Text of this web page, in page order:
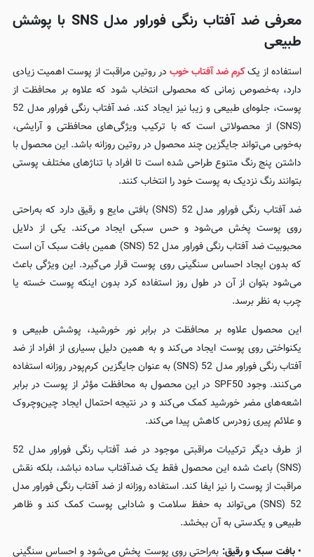
معرفی ضد آفتاب رنگی فوراور مدل SNS با پوشش
طبیعی
استفاده از یککرم ضد آفتاب خوبدر روتین مراقبت از پوست اهمیت زیادی
دارد، به‌خصوص زمانی که محصولی انتخاب شود که علاوه بر محافظت از
پوست، جلوه‌ای طبیعی و زیبا نیز ایجاد کند. ضد آفتاب رنگی فوراور مدل 52
(SNS) از محصولاتی است که با ترکیب ویژگی‌های محافظتی و آرایشی،
به‌خوبی می‌تواند جایگزین چند محصول در روتین روزانه باشد. این محصول با
داشتن پنج رنگ متنوع طراحی شده است تا افراد با تناژهای مختلف پوستی
بتوانند رنگ نزدیک به پوست خود را انتخاب کنند.
ضد آفتاب رنگی فوراور مدل 52 (SNS) بافتی مایع و رقیق دارد که به‌راحتی
روی پوست پخش می‌شود و حس سبکی ایجاد می‌کند. یکی از دلایل
محبوبیت ضد آفتاب رنگی فوراور مدل 52 (SNS) همین بافت سبک آن است
که بدون ایجاد احساس سنگینی روی پوست قرار می‌گیرد. این ویژگی باعث
می‌شود بتوان از آن در طول روز استفاده کرد بدون اینکه پوست خسته یا
چرب به نظر برسد.
این محصول علاوه بر محافظت در برابر نور خورشید، پوشش طبیعی و
یکنواختی روی پوست ایجاد می‌کند و به همین دلیل بسیاری از افراد از ضد
آفتاب رنگی فوراور مدل 52 (SNS) به عنوان جایگزین کرم‌پودر روزانه استفاده
می‌کنند. وجود SPF50 در این محصول به محافظت مؤثر از پوست در برابر
اشعه‌های مضر خورشید کمک می‌کند و در نتیجه احتمال ایجاد چین‌وچروک
و علائم پیری زودرس کاهش پیدا می‌کند.
از طرف دیگر ترکیبات مراقبتی موجود در ضد آفتاب رنگی فوراور مدل 52
(SNS) باعث شده این محصول فقط یک ضدآفتاب ساده نباشد، بلکه نقش
مراقبت از پوست را نیز ایفا کند. استفاده روزانه از ضد آفتاب رنگی فوراور مدل
52 (SNS) می‌تواند به حفظ سلامت و شادابی پوست کمک کند و ظاهر
طبیعی و یکدستی به آن ببخشد.
•بافت سبک و رقیق: به‌راحتی روی پوست پخش می‌شود و احساس سنگینی